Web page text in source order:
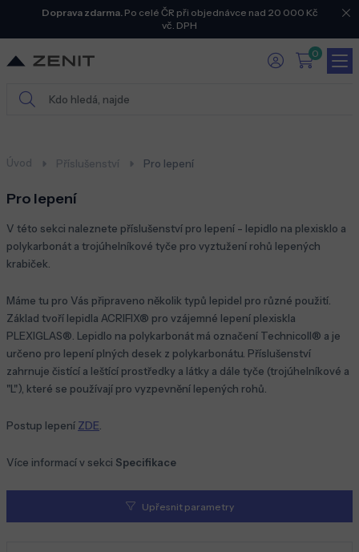
Doprava zdarma.Po celé ČR při objednávce nad 20 000 Kč
vč. DPH
0
Úvod Příslušenství Pro lepení
Pro lepení
V této sekci naleznete příslušenství pro lepení - lepidlo na plexisklo a
polykarbonát a trojúhelníkové tyče pro vyztužení rohů lepených
krabiček.
Máme tu pro Vás připraveno několik typů lepidel pro různé použití.
Základ tvoří lepidla ACRIFIX® pro vzájemné lepení plexiskla
PLEXIGLAS®. Lepidlo na polykarbonát má označení Technicoll® a je
určeno pro lepení plných desek z polykarbonátu. Příslušenství
zahrnuje čistící a leštící prostředky a látky a dále tyče (trojúhelníkové a
"L"), které se používají pro vyzpevnění lepených rohů.
Postup lepení ZDE
Více informací v sekci Specifikace
Upřesnit parametry